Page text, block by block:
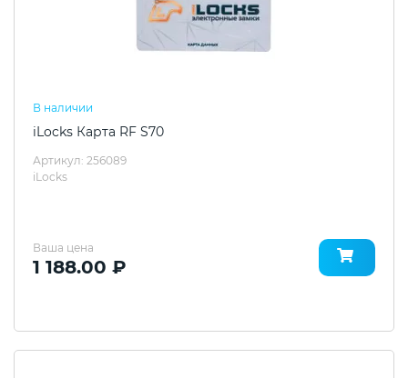
В наличии
iLocks Карта RF S70
Артикул: 256089
iLocks
Ваша цена
1 188.00 ₽